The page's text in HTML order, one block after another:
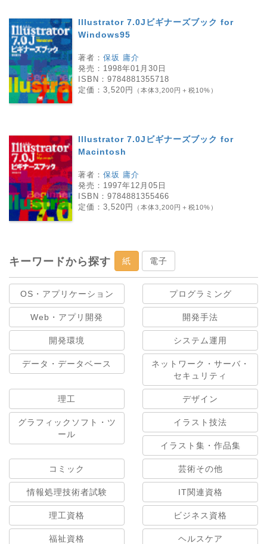
Illustrator 7.0Jビギナーズブック for
Windows95
著者： 保坂 庸介
発売： 1998年01月30日
ISBN： 9784881355718
定価： 3,520円 （本体3,200円＋税10%）
Illustrator 7.0Jビギナーズブック for
Macintosh
著者： 保坂 庸介
発売： 1997年12月05日
ISBN： 9784881355466
定価： 3,520円 （本体3,200円＋税10%）
キーワードから探す 紙 電子
OS・アプリケーション プログラミング
Web・アプリ開発 開発手法
開発環境 システム運用
データ・データベース
ネットワーク・サーバ・
セキュリティ
理工 デザイン
グラフィックソフト・ツ
ール
イラスト技法
イラスト集・作品集
コミック 芸術その他
情報処理技術者試験 IT関連資格
理工資格 ビジネス資格
福祉資格 ヘルスケア